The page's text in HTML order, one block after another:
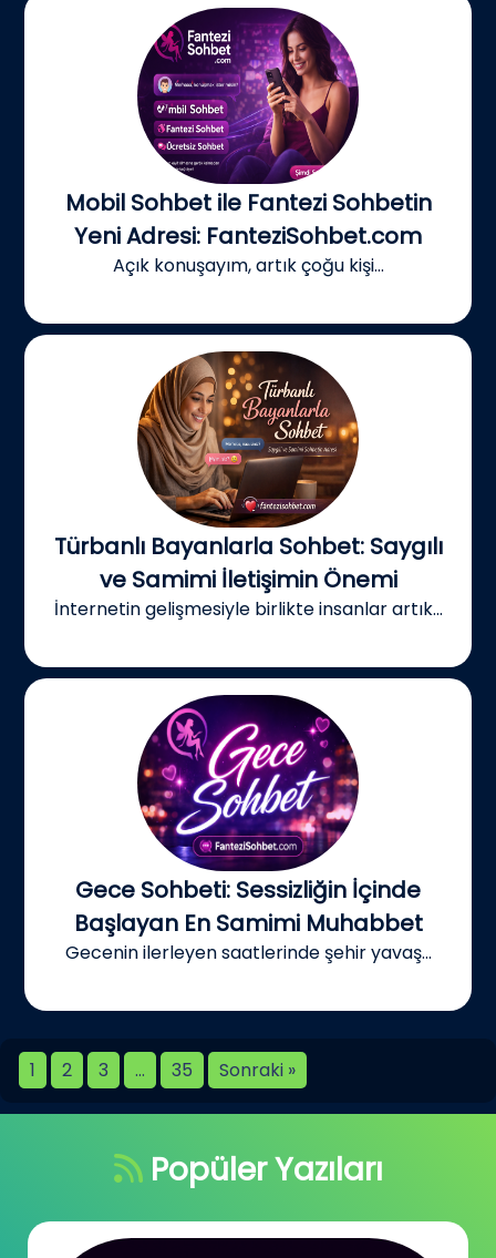
Mobil Sohbet ile Fantezi Sohbetin
Yeni Adresi: FanteziSohbet.com
Açık konuşayım, artık çoğu kişi...
Türbanlı Bayanlarla Sohbet: Saygılı
ve Samimi İletişimin Önemi
İnternetin gelişmesiyle birlikte insanlar artık...
Gece Sohbeti: Sessizliğin İçinde
Başlayan En Samimi Muhabbet
Gecenin ilerleyen saatlerinde şehir yavaş...
1 2 3 … 35 Sonraki »
Popüler Yazıları